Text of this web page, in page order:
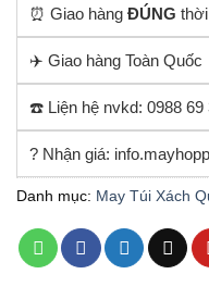
⏰ Giao hàng ĐÚNG
✈️ Giao hàng Toàn Quốc
☎️ Liện hệ nvkd: 0988 69
? Nhận giá:
Danh mục: May Túi Xách